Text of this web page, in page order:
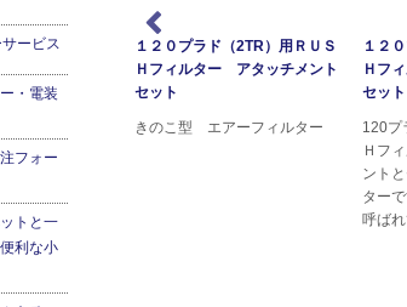
ー120プラド用
ー120プラド用の
ド 大型フォグ
能
１２０プラド（2TR）用ＲＵＳ
Ｈフィルター アタッチメント
セット
きのこ型 エアーフィルター
１２
Ｈフ
セット
120プ
Ｈフ
ント
ター
呼ばれ
ービス
・電装
フォー
トと一
利な小